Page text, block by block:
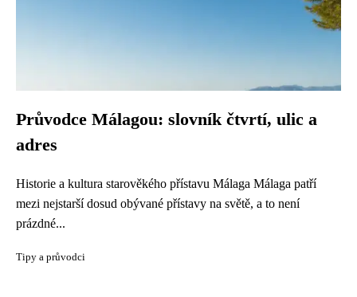
Průvodce Málagou: slovník čtvrtí, ulic a
adres
Historie a kultura starověkého přístavu Málaga Málaga patří
mezi nejstarší dosud obývané přístavy na světě, a to není
prázdné...
Tipy a průvodci